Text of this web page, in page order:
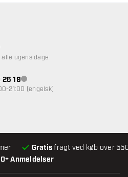
Anmeldelser
Gratisfragt ved køb over
ikke tilgængelig
ugens dage
19Kundeservice ikke tilgængelig
21:00 (engelsk)